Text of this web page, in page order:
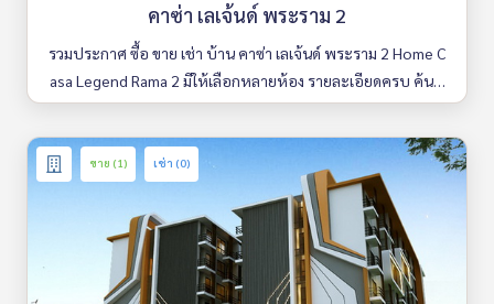
คาซ่า เลเจ้นด์ พระราม 2
รวมประกาศ ซื้อ ขาย เช่า บ้าน คาซ่า เลเจ้นด์ พระราม 2 Home C
asa Legend Rama 2 มีให้เลือกหลายห้อง รายละเอียดครบ ค้นห
าง่าย อัพเดททุกวัน
ขาย (1) เช่า (0)